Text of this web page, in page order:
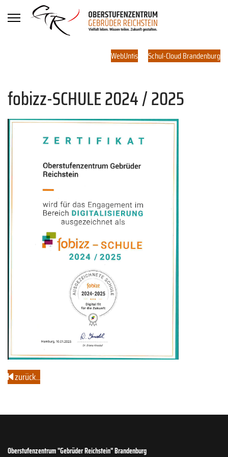
WebUntis Schul-Cloud Brandenburg
fobizz-SCHULE 2024 / 2025
zurück...
Oberstufenzentrum "Gebrüder Reichstein" Brandenburg